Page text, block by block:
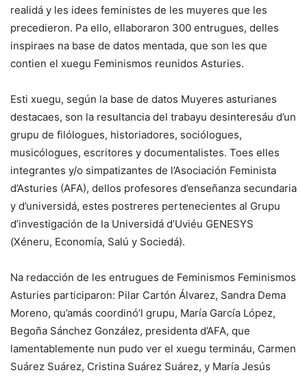
realidá y les idees feministes de les muyeres que les
precedieron. Pa ello, ellaboraron 300 entrugues, delles
inspiraes na base de datos mentada, que son les que
contien el xuegu Feminismos reunidos Asturies.
Esti xuegu, según la base de datos Muyeres asturianes
destacaes, son la resultancia del trabayu desinteresáu d’un
grupu de filólogues, historiadores, sociólogues,
musicólogues, escritores y documentalistes. Toes elles
integrantes y/o simpatizantes de l’Asociación Feminista
d’Asturies (AFA), dellos profesores d’enseñanza secundaria
y d’universidá, estes postreres pertenecientes al Grupu
d’investigación de la Universidá d’Uviéu GENESYS
(Xéneru, Economía, Salú y Sociedá).
Na redacción de les entrugues de Feminismos Feminismos
Asturies participaron: Pilar Cartón Álvarez, Sandra Dema
Moreno, qu’amás coordinó’l grupu, María García López,
Begoña Sánchez González, presidenta d’AFA, que
lamentablemente nun pudo ver el xuegu termináu, Carmen
Suárez Suárez, Cristina Suárez Suárez, y María Jesús